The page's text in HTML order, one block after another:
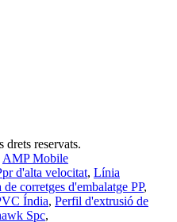
reservats.
AMP Mobile
d'alta velocitat, Línia
corretges d'embalatge PP,
Índia, Perfil d'extrusió de
Spc,